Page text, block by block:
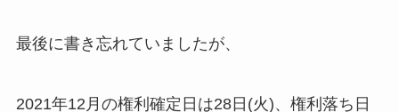
最後に書き忘れていましたが、
2021年12月の権利確定日は28日(火)、権利落ち日